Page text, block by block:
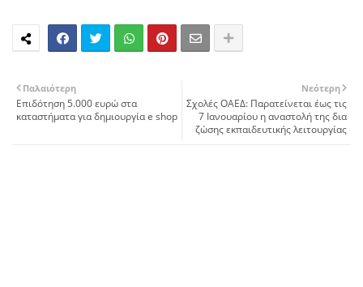
Νεότερη
Σχολές ΟΑΕΔ: Παρατείνεται έως τις
7 Ιανουαρίου η αναστολή της δια
ζώσης εκπαιδευτικής λειτουργίας
Παλαιότερη
Επιδότηση 5.000 ευρώ στα
καταστήματα για δημιουργία e shop